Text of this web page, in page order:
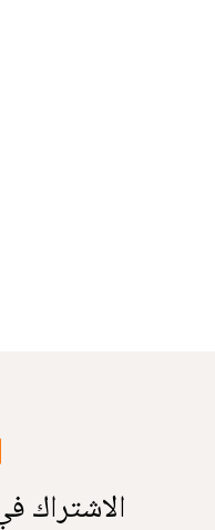
الاشتراك